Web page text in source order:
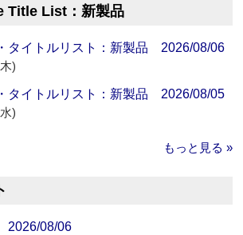
Title List：新製品
タイトルリスト：新製品 2026/08/06
)
タイトルリスト：新製品 2026/08/05
)
もっと見る »
2026/08/06